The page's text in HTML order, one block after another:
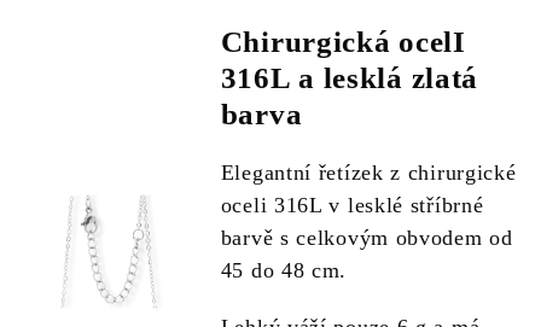
Chirurgická ocelI
316L a lesklá zlatá
barva
Elegantní řetízek z chirurgické
oceli 316L v lesklé stříbrné
barvě s celkovým obvodem od
45 do 48 cm.